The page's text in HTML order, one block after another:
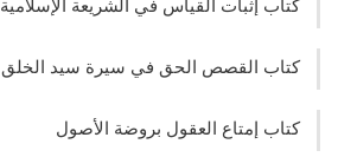
كتاب إثبات القياس في الشريعة الإسلامية
كتاب القصص الحق في سيرة سيد الخلق
كتاب إمتاع العقول بروضة الأصول